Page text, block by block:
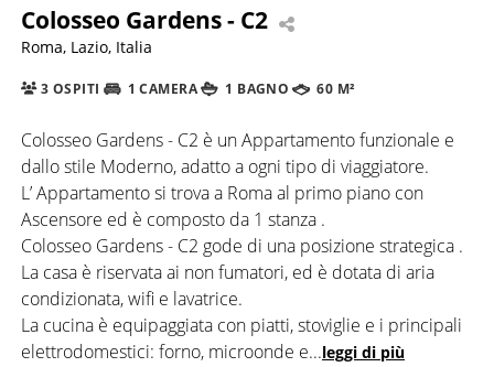
Colosseo Gardens - C2
Roma, Lazio, Italia
3 OSPITI 1 CAMERA 1 BAGNO 60 M²
Colosseo Gardens - C2 è un Appartamento funzionale e
dallo stile Moderno, adatto a ogni tipo di viaggiatore.
L’ Appartamento si trova a Roma al primo piano con
Ascensore ed è composto da 1 stanza .
Colosseo Gardens - C2 gode di una posizione strategica .
La casa è riservata ai non fumatori, ed è dotata di aria
condizionata, wifi e lavatrice.
La cucina è equipaggiata con piatti, stoviglie e i principali
elettrodomestici: forno, microonde e...leggi di più